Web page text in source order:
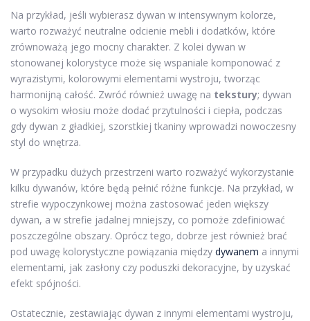
Na przykład, jeśli wybierasz dywan w intensywnym kolorze,
warto rozważyć neutralne odcienie mebli i dodatków, które
zrównoważą jego mocny charakter. Z kolei dywan w
stonowanej kolorystyce może się wspaniale komponować z
wyrazistymi, kolorowymi elementami wystroju, tworząc
harmonijną całość. Zwróć również uwagę na tekstury; dywan
o wysokim włosiu może dodać przytulności i ciepła, podczas
gdy dywan z gładkiej, szorstkiej tkaniny wprowadzi nowoczesny
styl do wnętrza.
W przypadku dużych przestrzeni warto rozważyć wykorzystanie
kilku dywanów, które będą pełnić różne funkcje. Na przykład, w
strefie wypoczynkowej można zastosować jeden większy
dywan, a w strefie jadalnej mniejszy, co pomoże zdefiniować
poszczególne obszary. Oprócz tego, dobrze jest również brać
pod uwagę kolorystyczne powiązania między dywanem a innymi
elementami, jak zasłony czy poduszki dekoracyjne, by uzyskać
efekt spójności.
Ostatecznie, zestawiając dywan z innymi elementami wystroju,